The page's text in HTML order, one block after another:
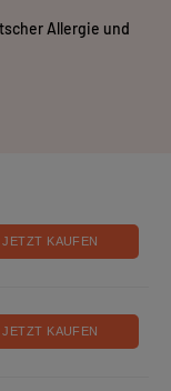
Allergie und
JETZT KAUFEN
JETZT KAUFEN